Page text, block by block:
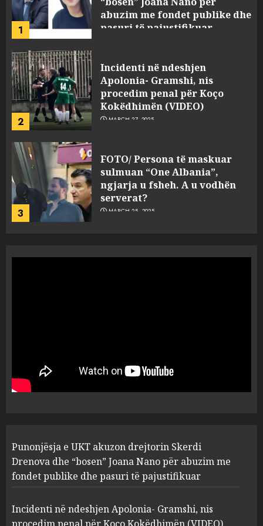
2
Kokëdhimën (VIDEO)
MARCH 27, 2025
3
FOTO/ Persona të maskuar
sulmuan “One Albania”,
ngjarja u fsheh. A u vodhën
serverat?
MARCH 25, 2025
4
Prokuroria jep pretencën, ja
çfarë dënimi kërkon për
Mariela dhe Antonela
Berishën
MARCH 25, 2025
1
“bosen” Joana Nano për
abuzim me fondet publike dhe
pasuri të pajustifikuar
2
Apolonia- Gramshi, nis
procedim penal për Koço
Kokëdhimën (VIDEO)
MARCH 27, 2025
Punonjësja e UKT akuzon drejtorin Skerdi
Drenova dhe “bosen” Joana Nano për abuzim me
fondet publike dhe pasuri të pajustifikuar
Incidenti në ndeshjen Apolonia- Gramshi, nis
procedim penal për Koço Kokëdhimën (VIDEO)